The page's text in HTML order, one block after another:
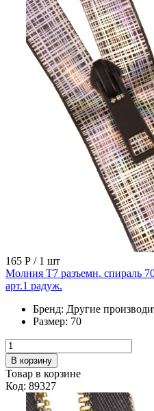
165 Р / 1 шт
Молния Т7 разъемн. спираль
арт.1 радуж.
Бренд: Другие
Размер: 70
В корзину
Товар в корзине
Код: 89327